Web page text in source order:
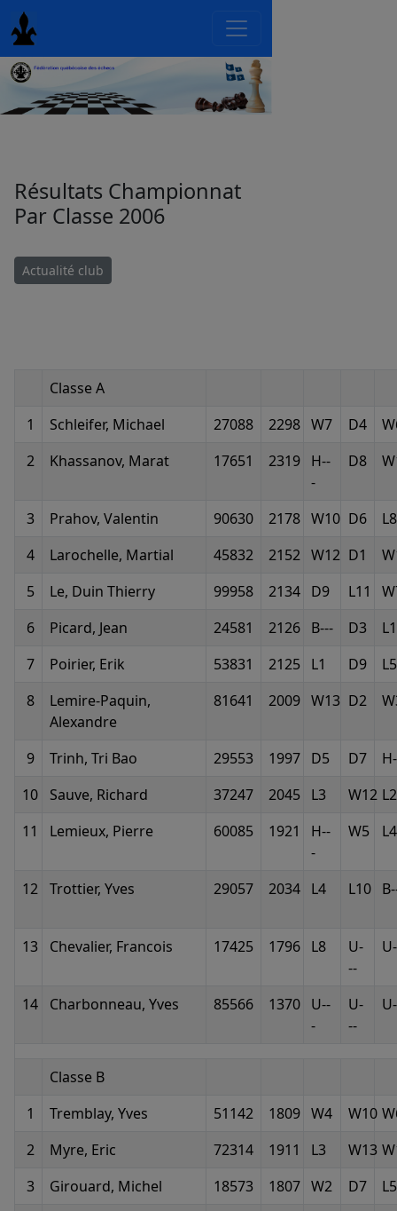
Résultats Championnat
Par Classe 2006
Actualité club
Classe A
1
Schleifer, Michael 27088 2298 W7 D4
2
Khassanov, Marat 17651 2319 H--
-
D8
3 Prahov, Valentin 90630 2178 W10 D6
L8
4
Larochelle, Martial 45832 2152 W12 D1
5
Le, Duin Thierry 99958 2134 D9 L11
6
Picard, Jean 24581 2126 B--- D3
L1
7
Poirier, Erik 53831 2125 L1 D9
L5
8
Lemire-Paquin,
Alexandre
81641 2009 W13 D2
9 Trinh, Tri Bao 29553 1997 D5 D7
10
Sauve, Richard 37247 2045 L3 W12 L2
11
Lemieux, Pierre 60085 1921
H--
-
W5 L4
12 Trottier, Yves 29057 2034 L4 L10
13 Chevalier, Francois 17425 1796 L8
U-
--
14 Charbonneau, Yves 85566 1370 U--
-
U-
--
Classe B
1
Tremblay, Yves 51142 1809 W4 W10
2
Myre, Eric 72314 1911 L3 W13
3
Girouard, Michel 18573 1807 W2 D7
L5